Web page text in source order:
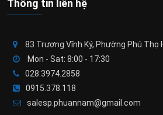
Thông tin liên hệ
83 Trương Vĩnh Ký, Phường Phú Thọ
Mon - Sat: 8:00 - 17:30
028.3974.2858
0915.378.118
salesp.phuannam@gmail.com